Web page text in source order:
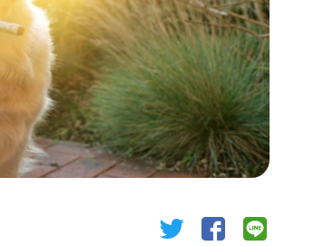
twitter facebook